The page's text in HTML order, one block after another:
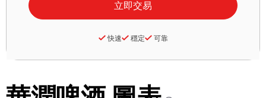
快速 穩定 可靠